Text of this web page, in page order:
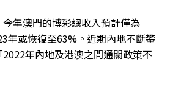
年澳門的博彩總收入預計僅為
年或恢復至63%。近期內地不斷攀
年內地及港澳之間通關政策不